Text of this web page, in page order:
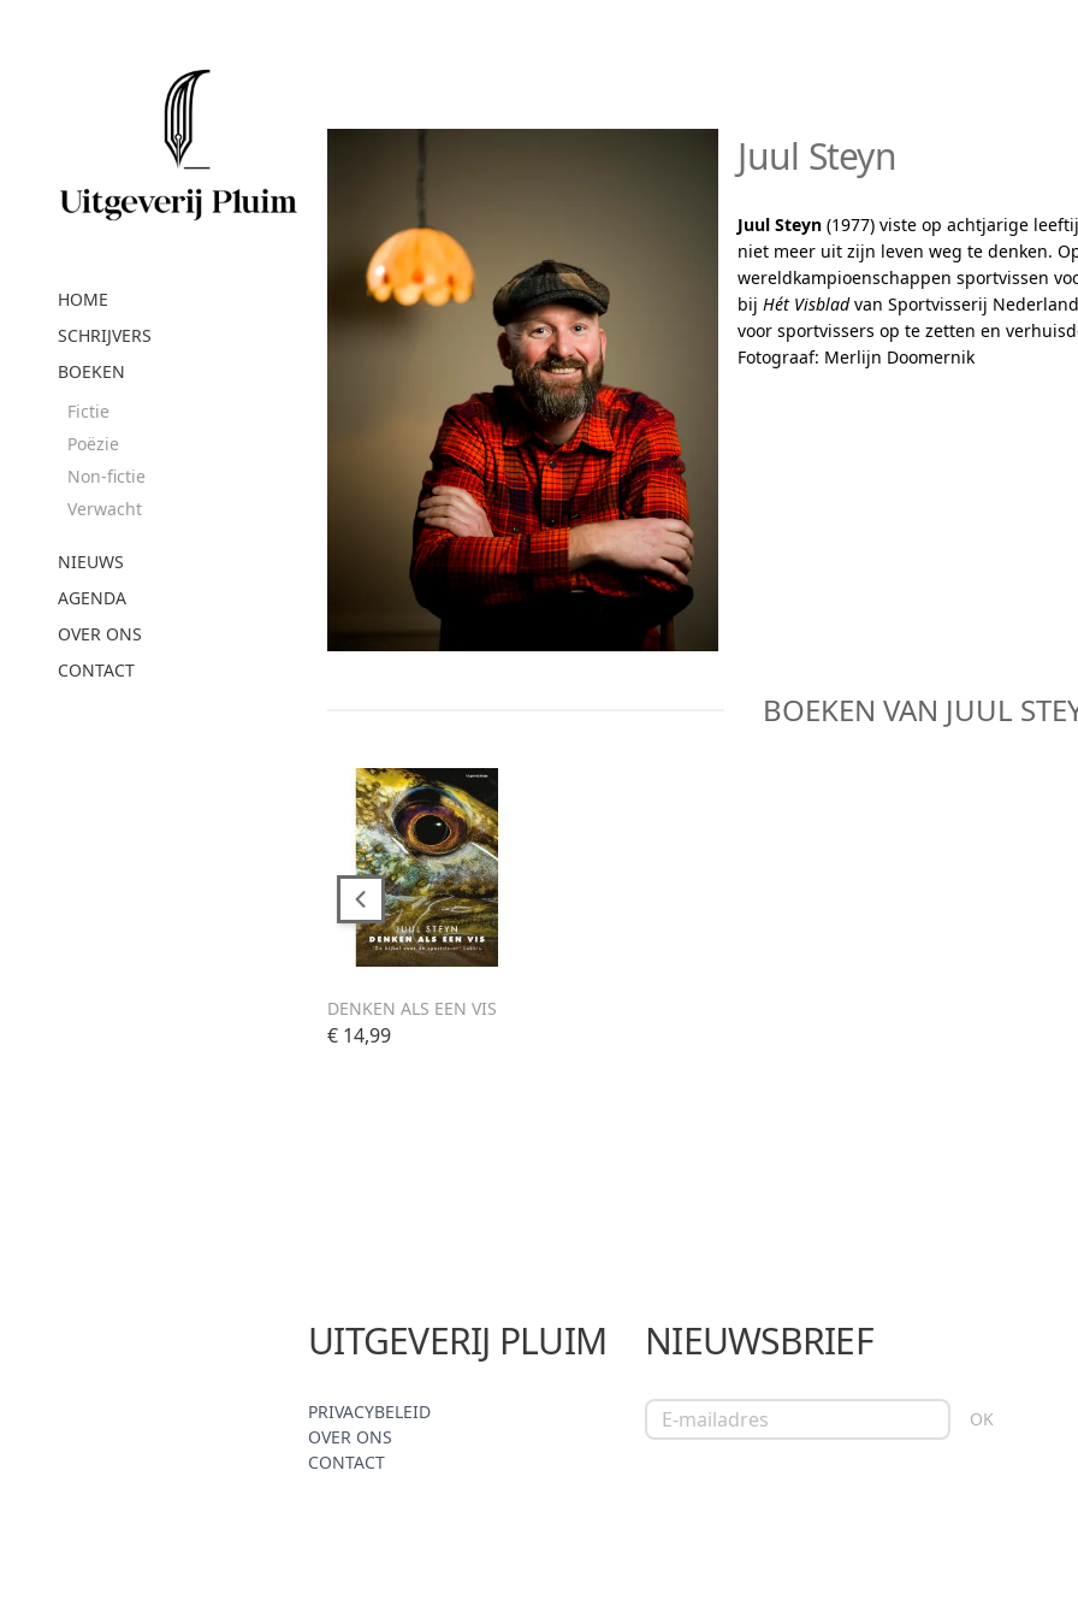
HOME
SCHRIJVERS
BOEKEN
Fictie
Poëzie
Non-fictie
Verwacht
NIEUWS
AGENDA
OVER ONS
CONTACT
Juul Steyn
Juul Steyn (1977) viste op achtjarige
niet meer uit zijn leven weg te denken.
wereldkampioenschappen sportvissen
bijHét Visbladvan Sportvisserij
voor sportvissers op te zetten en
Fotograaf: Merlijn Doomernik
BOEKEN VAN JUUL
DENKEN ALS EEN VIS
€ 14,99
UITGEVERIJ PLUIM
PRIVACYBELEID
OVER ONS
CONTACT
NIEUWSBRIEF
E-mailadres OK